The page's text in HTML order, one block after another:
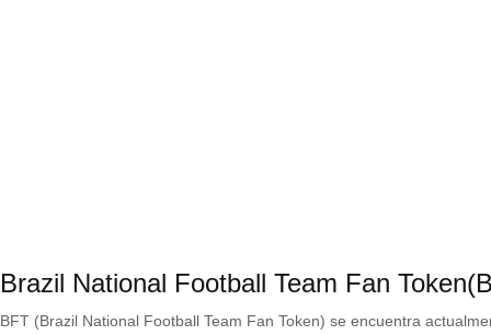
Brazil National Football Team Fan
BFT (Brazil National Football Team Fan Token) se encuentra